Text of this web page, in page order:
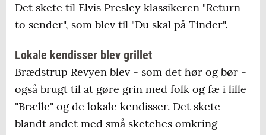
Det skete til Elvis Presley klassikeren "Return
to sender", som blev til "Du skal på Tinder".
Lokale kendisser blev grillet
Brædstrup Revyen blev - som det hør og bør -
også brugt til at gøre grin med folk og fæ i lille
"Brælle" og de lokale kendisser. Det skete
blandt andet med små sketches omkring